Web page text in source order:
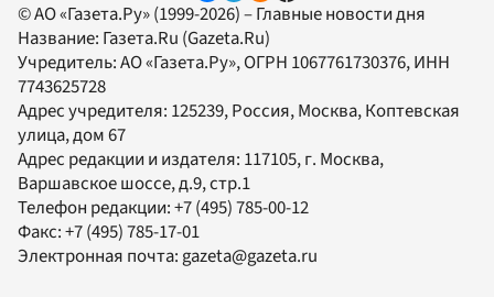
© АО «Газета.Ру» (1999-2026) – Главные новости дня
Название: Газета.Ru (Gazeta.Ru)
Учредитель:АО «Газета.Ру», ОГРН 1067761730376, ИНН
7743625728
Адрес учредителя: 125239, Россия, Москва, Коптевская
улица, дом 67
Адрес редакции и издателя: 117105, г. Москва,
Варшавское шоссе, д.9, стр.1
Телефон редакции:+7 (495) 785-00-12
Факс:+7 (495) 785-17-01
Электронная почта:gazeta@gazeta.ru